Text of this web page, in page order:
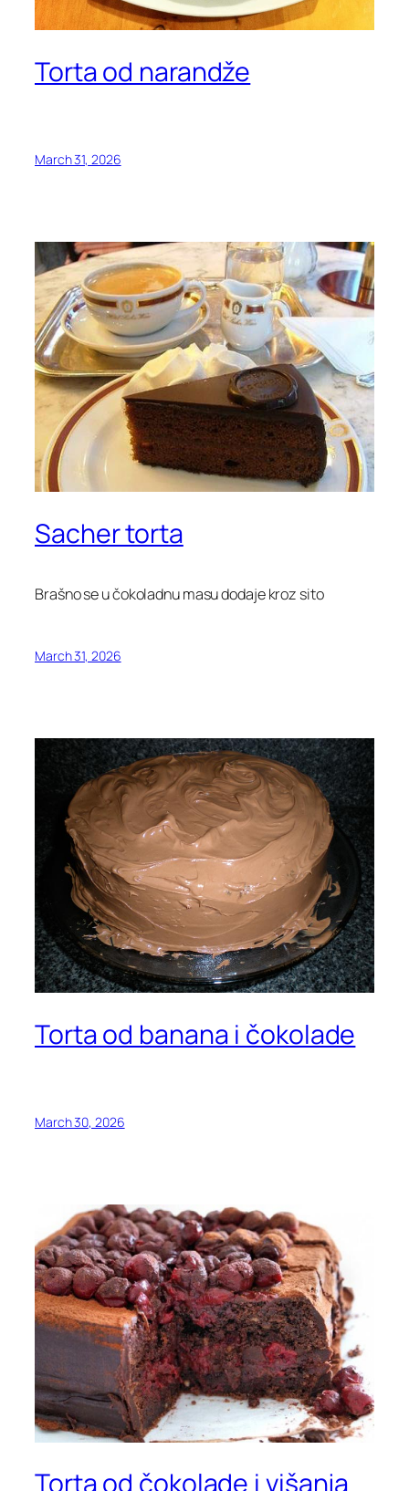
Torta od narandže
March 31, 2026
Sacher torta
Brašno se u čokoladnu masu dodaje kroz sito
March 31, 2026
Torta od banana i čokolade
March 30, 2026
Torta od čokolade i višanja